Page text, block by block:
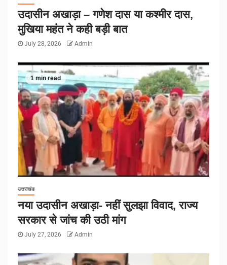
उदासीन अखाड़ा – गणेश दास या कश्मीर दास,
मुखिया महंत ने कही बड़ी बात
July 28, 2026 Admin
1 min read
उत्तराखंड
नया उदासीन अखाड़ा- नहीं सुलझा विवाद, राज्य
सरकार से जांच की उठी मांग
July 27, 2026 Admin